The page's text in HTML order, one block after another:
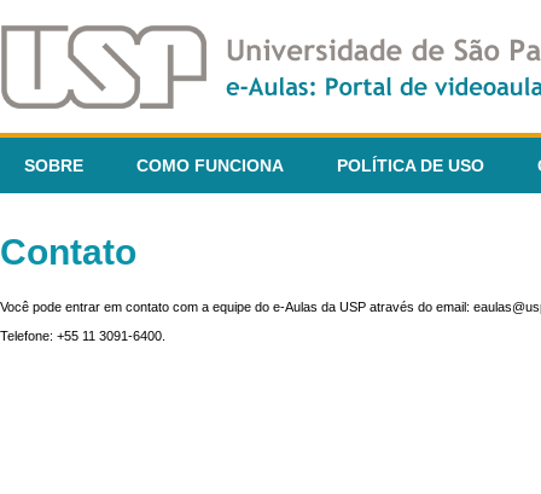
SOBRE COMO FUNCIONA POLÍTICA DE USO
Contato
Você pode entrar em contato com a equipe do e-Aulas da USP através do email:
Telefone: +55 11 3091-6400.